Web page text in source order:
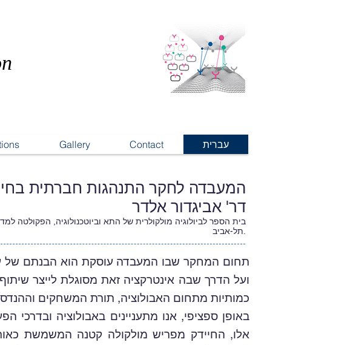
Gallery Contact עברית
המעבדה לחקר התנהגות חברתית
דר' אביגדור אלדר
בית הספר לביולוגיה מולקולרית של התא וביוטכנולוגיה, הפקולטה
תחום המחקר שבו המעבדה עוסקת הוא הבנתם של
ועל הדרך שבה אינטרקציה זאת מסוגלת לייצר
כמותיות מתחום האבולוציה, תורת המשחקים
אלו, החיידק מפריש מולקולה קטנה המשמשת